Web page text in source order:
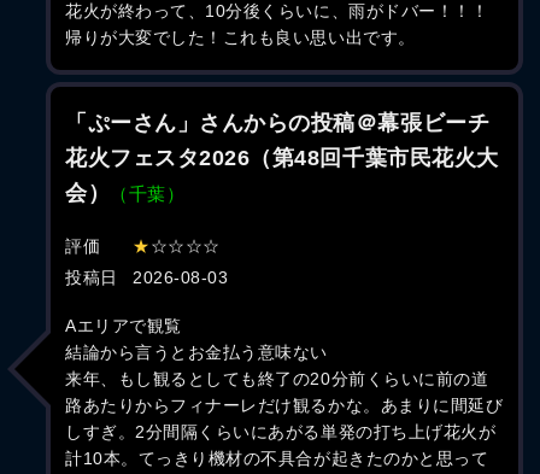
花火が終わって、10分後くらいに、雨がドバー！！！
帰りが大変でした！これも良い思い出です。
「ぷーさん」さんからの投稿＠幕張ビーチ
花火フェスタ2026（第48回千葉市民花火大
会）
（千葉）
評価 ★☆☆☆☆
投稿日
2026-08-03
Aエリアで観覧
結論から言うとお金払う意味ない
来年、もし観るとしても終了の20分前くらいに前の道
路あたりからフィナーレだけ観るかな。あまりに間延び
しすぎ。2分間隔くらいにあがる単発の打ち上げ花火が
計10本。てっきり機材の不具合が起きたのかと思って